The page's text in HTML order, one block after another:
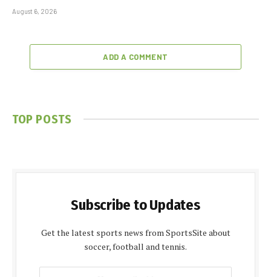
August 6, 2026
ADD A COMMENT
TOP POSTS
Subscribe to Updates
Get the latest sports news from SportsSite about
soccer, football and tennis.